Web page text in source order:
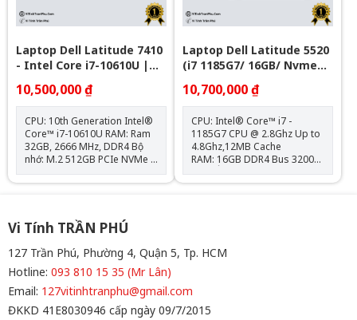
Laptop Dell Latitude 7410
- Intel Core i7-10610U |
32GB | Nvme 512GB - 14
inch Full HD
10,500,000 ₫
CPU: 10th Generation Intel®
Core™ i7-10610U RAM: Ram
32GB, 2666 MHz, DDR4 Bộ
nhớ: M.2 512GB PCIe NVMe
Card: Intel® UHD Graphics
620 Màn hình: 14.0" FHD
Laptop Dell Latitude 5520
(i7 1185G7/ 16GB/ Nvme
256GB/ 15.6" FHD)
10,700,000 ₫
CPU: Intel® Core™ i7 -
1185G7 CPU @ 2.8Ghz Up to
4.8Ghz,12MB Cache
RAM: 16GB DDR4 Bus 3200
MHz Ổ cứng: 256GB PCIe®
SSD VGA: Intel® Iris® Xe
2.0, 1 RJ-45 Ethernet, 1x jack
tai nghe 3.5, 1x thẻ nhớ SD
Hành: Phần cứng 12 Tháng
(Pin + Sạc 06 Tháng) Tặng:
Balo + Chuột Bluetooth + Lót
Vi Tính TRẦN PHÚ
127 Trần Phú, Phường 4, Quận 5, Tp. HCM
Hotline: 093 810 15 35 (Mr Lân)
Email: 127vitinhtranphu@gmail.com
ĐKKD 41E8030946 cấp ngày 09/7/2015